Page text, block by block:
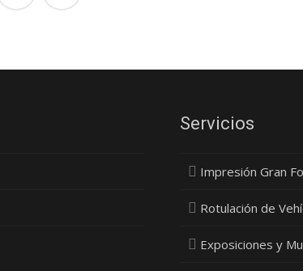
Servicios
Impresión Gran
Rotulación de
Exposiciones y